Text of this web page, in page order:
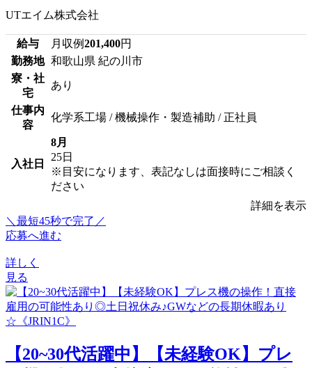
UTエイム株式会社
給与 月収例201,400円
勤務地 和歌山県 紀の川市
寮・社
宅
あり
仕事内
容
化学系工場 / 機械操作・製造補助 / 正社員
入社日
8月
25日
※目安になります、表記なしは面接時にご相談く
ださい
詳細を表示
＼最短45秒で完了／
応募へ進む
詳しく
見る
【20~30代活躍中】【未経験OK】プレ